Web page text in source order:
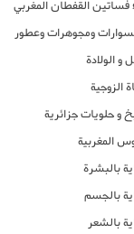
فساتين القفطان المغربي
ومجوهرات وعطور
و الولادة
الزوجية
و حلويات جزائرية
المغربية
بالبشرة
بالجسم
بالشعر